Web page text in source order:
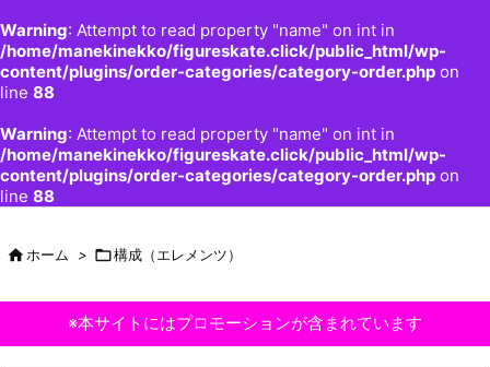
Warning: Attempt to read property "name" on int in
/home/manekinekko/figureskate.click/public_html/wp-
content/plugins/order-categories/category-order.php on
line 88
Warning: Attempt to read property "name" on int in
/home/manekinekko/figureskate.click/public_html/wp-
content/plugins/order-categories/category-order.php on
line 88
ホーム > 構成（エレメンツ）
※本サイトにはプロモーションが含まれています